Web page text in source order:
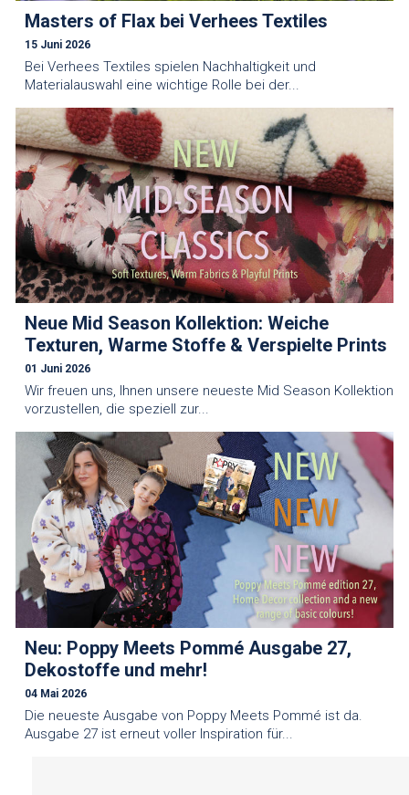
Masters of Flax bei Verhees Textiles
15 Juni 2026
Bei Verhees Textiles spielen Nachhaltigkeit und
Materialauswahl eine wichtige Rolle bei der...
Neue Mid Season Kollektion: Weiche
Texturen, Warme Stoffe & Verspielte Prints
01 Juni 2026
Wir freuen uns, Ihnen unsere neueste Mid Season Kollektion
vorzustellen, die speziell zur...
Neu: Poppy Meets Pommé Ausgabe 27,
Dekostoffe und mehr!
04 Mai 2026
Die neueste Ausgabe von Poppy Meets Pommé ist da.
Ausgabe 27 ist erneut voller Inspiration für...